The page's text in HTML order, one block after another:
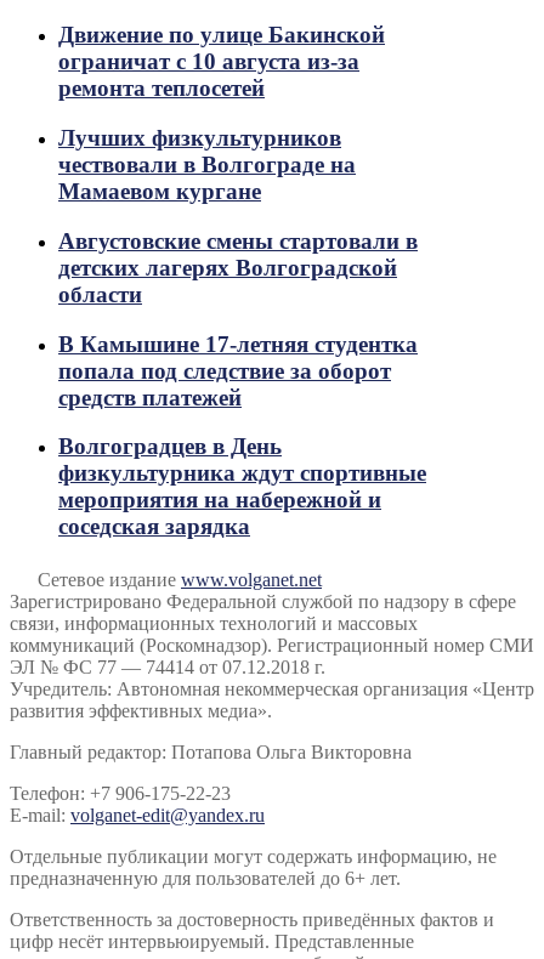
Движение по улице Бакинской
ограничат с 10 августа из-за
ремонта теплосетей
Лучших физкультурников
чествовали в Волгограде на
Мамаевом кургане
Августовские смены стартовали в
детских лагерях Волгоградской
области
В Камышине 17-летняя студентка
попала под следствие за оборот
средств платежей
Волгоградцев в День
физкультурника ждут спортивные
мероприятия на набережной и
соседская зарядка
Сетевое издание www.volganet.net
Зарегистрировано Федеральной службой по надзору в сфере
связи, информационных технологий и массовых
коммуникаций (Роскомнадзор). Регистрационный номер СМИ
ЭЛ № ФС 77 — 74414 от 07.12.2018 г.
Учредитель: Автономная некоммерческая организация «Центр
развития эффективных медиа».
Главный редактор: Потапова Ольга Викторовна
Телефон: +7 906-175-22-23
E-mail: volganet-edit@yandex.ru
Отдельные публикации могут содержать информацию, не
предназначенную для пользователей до 6+ лет.
Ответственность за достоверность приведённых фактов и
цифр несёт интервьюируемый. Представленные